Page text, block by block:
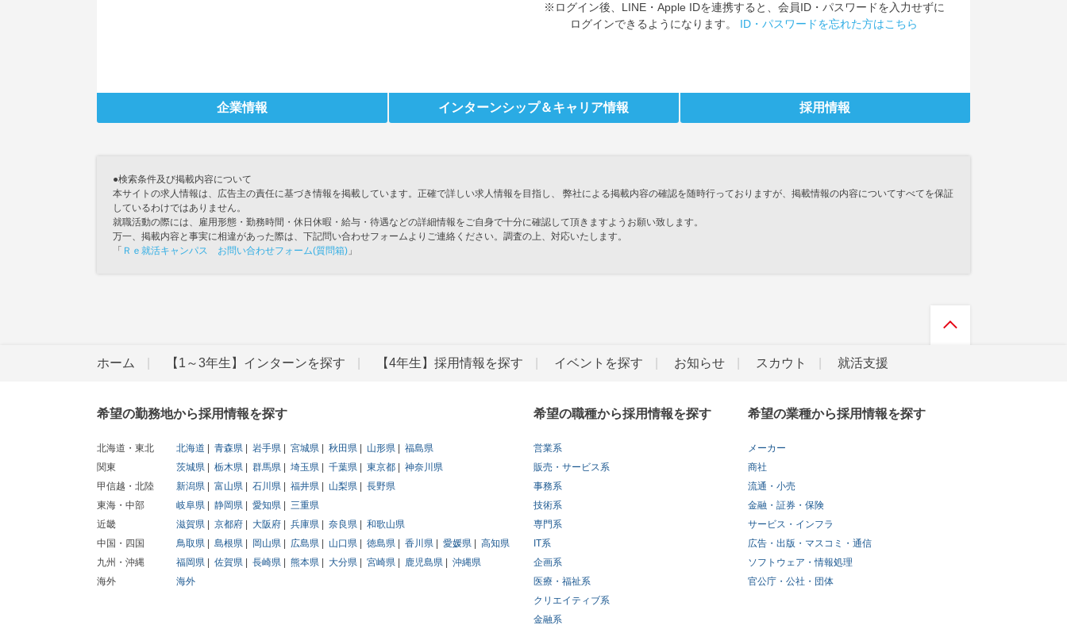
※ログイン後、LINE・Apple IDを連携すると、会員ID・パスワードを入力せずに
ログインできるようになります。 ID・パスワードを忘れた方はこちら
企業情報 インターンシップ＆キャリア情報 採用情報
●検索条件及び掲載内容について
本サイトの求人情報は、広告主の責任に基づき情報を掲載しています。正確で詳しい求人情報を目指し、 弊社による掲載内容の確認を随時行っておりますが、掲載情報の内容についてすべてを保証
しているわけではありません。
就職活動の際には、雇用形態・勤務時間・休日休暇・給与・待遇などの詳細情報をご自身で十分に確認して頂きますようお願い致します。
万一、掲載内容と事実に相違があった際は、下記問い合わせフォームよりご連絡ください。調査の上、対応いたします。
「 Ｒｅ就活キャンパス お問い合わせフォーム(質問箱) 」
ホーム 【1～3年生】インターンを探す 【4年生】採用情報を探す イベントを探す お知らせ スカウト 就活支援
希望の勤務地から採用情報を探す
北海道・東北 北海道 青森県 岩手県 宮城県 秋田県 山形県
福島県
関東
茨城県 栃木県 群馬県 埼玉県 千葉県 東京都
神奈川県
甲信越・北陸
新潟県 富山県 石川県 福井県 山梨県
長野県
東海・中部
岐阜県 静岡県 愛知県
三重県
近畿
滋賀県 京都府 大阪府 兵庫県 奈良県
和歌山県
中国・四国
鳥取県 島根県 岡山県 広島県 山口県 徳島県 香川県 愛媛県
高知県
九州・沖縄
福岡県 佐賀県 長崎県 熊本県 大分県 宮崎県 鹿児島県
沖縄県
海外
海外
希望の職種から採用情報を探す
営業系
販売・サービス系
事務系
技術系
専門系
IT系
企画系
医療・福祉系
クリエイティブ系
金融系
希望の業種から採用情報を探す
メーカー
商社
流通・小売
金融・証券・保険
サービス・インフラ
広告・出版・マスコミ・通信
ソフトウェア・情報処理
官公庁・公社・団体